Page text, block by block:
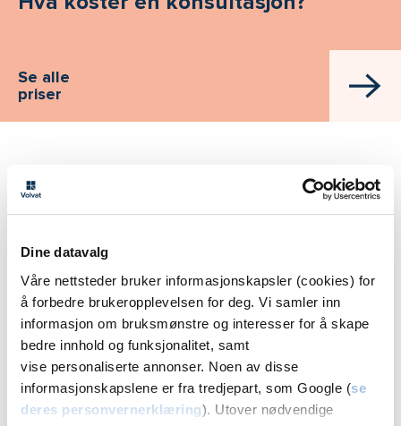
Dine datavalg
Våre nettsteder bruker informasjonskapsler (cookies) for
å forbedre brukeropplevelsen for deg. Vi samler inn
informasjon om bruksmønstre og interesser for å skape
bedre innhold og funksjonalitet, samt
vise personaliserte annonser. Noen av disse
informasjonskapslene er fra tredjepart, som Google (se
deres personvernerklæring). Utover nødvendige
Se alle
priser
NEOSTRATA-kremprogrammer i Tromsø
tilbys på
Volvat
Tromsø
Skippergata 7A, 9008 Tromsø
Tidl. Volvat Jekta
77 66 48 50
Melding